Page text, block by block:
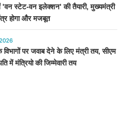
'वन स्टेट-वन इलेक्शन' की तैयारी, मुख्यमंत्री
होगा और मजबूत
पर जवाब देने के लिए मंत्री तय, सीएम
में मंत्रियो की जिम्मेवारी तय